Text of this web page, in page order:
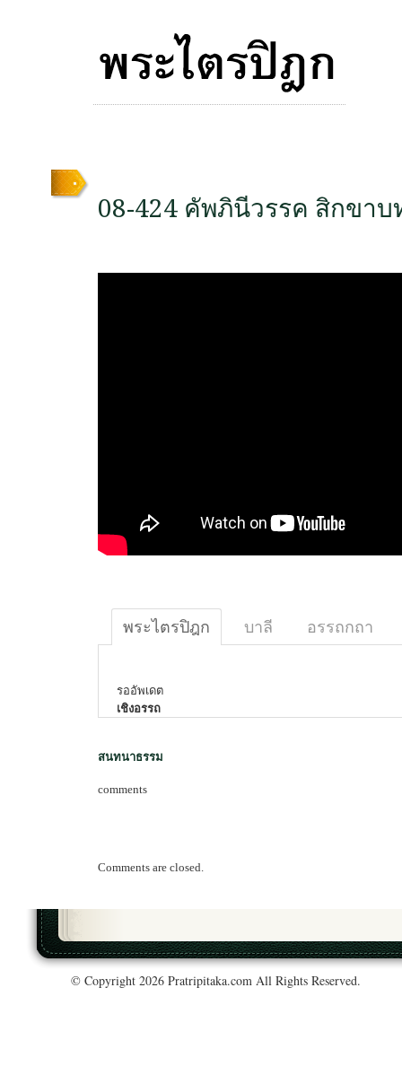
08-424 คัพภินีวรรค สิกขาบ
พระไตรปิฎก บาลี อรรถกถา
รออัพเดต
เชิงอรรถ
สนทนาธรรม
comments
Comments are closed.
© Copyright 2026 Pratripitaka.com All Rights Reserved.